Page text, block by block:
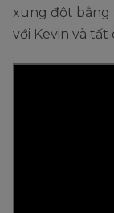
xung đột bằng
với Kevin và tất